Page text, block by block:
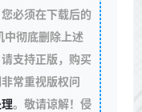
必须在下载后的
中彻底删除上述
支持正版，购买
常重视版权问
。敬请谅解！侵